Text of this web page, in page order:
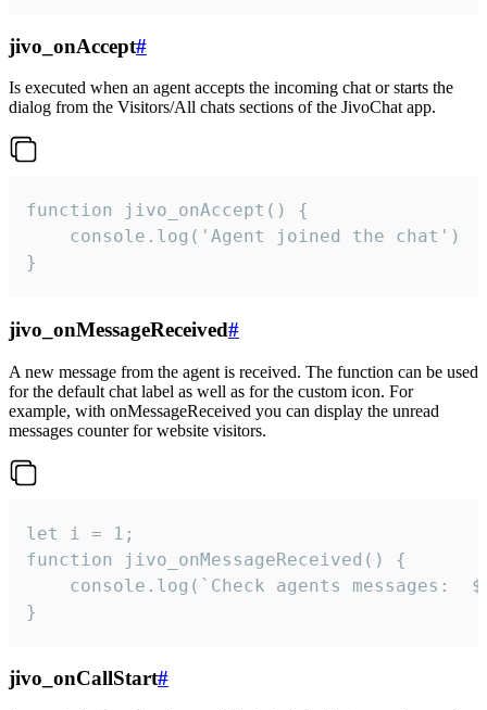
jivo_onAccept#
Is executed when an agent accepts the incoming chat or starts the
dialog from the Visitors/All chats sections of the JivoChat app.
function jivo_onAccept() {
}
jivo_onMessageReceived#
A new message from the agent is received. The function can be used
for the default chat label as well as for the custom icon. For
example, with onMessageReceived you can display the unread
messages counter for website visitors.
let i = 1;
function jivo_onMessageReceived() {
}
jivo_onCallStart#